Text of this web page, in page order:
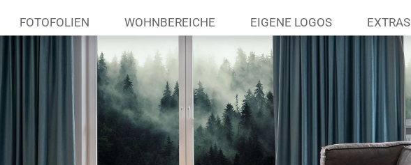
Passwort
Passwort vergessen?
FOTOFOLIEN WOHNBEREICHE EIGENE LOGOS EXTRAS